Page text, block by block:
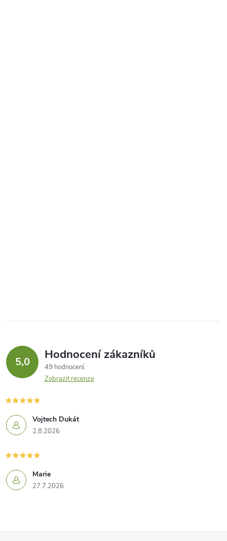
5,0 Hodnocení zákazníků
49 hodnocení
Zobrazit recenze
Vojtech Dukát
2.8.2026
Marie
27.7.2026